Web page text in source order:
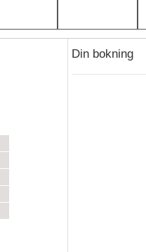
Din bokning